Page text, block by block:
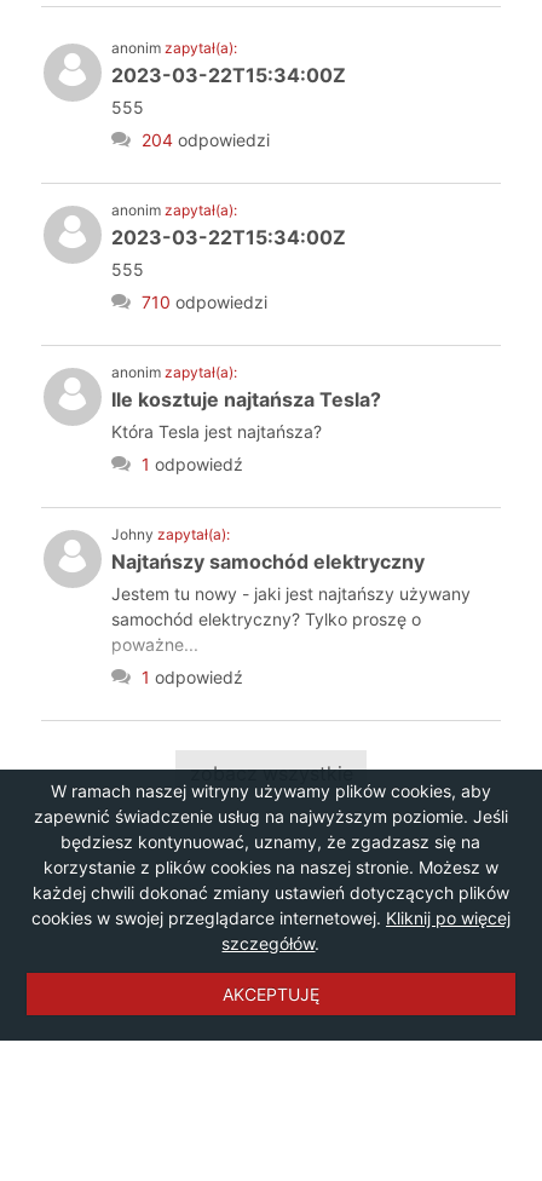
W ramach naszej witryny używamy plików cookies, aby
zapewnić świadczenie usług na najwyższym poziomie. Jeśli
będziesz kontynuować, uznamy, że zgadzasz się na
korzystanie z plików cookies na naszej stronie. Możesz w
każdej chwili dokonać zmiany ustawień dotyczących plików
cookies w swojej przeglądarce internetowej. Kliknij po więcej
szczegółów.
AKCEPTUJĘ
anonim zapytał(a):
2023-03-22T15:34:00Z
555
204 odpowiedzi
anonim zapytał(a):
2023-03-22T15:34:00Z
555
710 odpowiedzi
anonim zapytał(a):
Ile kosztuje najtańsza Tesla?
Która Tesla jest najtańsza?
1 odpowiedź
Johny zapytał(a):
Najtańszy samochód elektryczny
Jestem tu nowy - jaki jest najtańszy używany
samochód elektryczny? Tylko proszę o
poważne...
1 odpowiedź
zobacz wszystkie